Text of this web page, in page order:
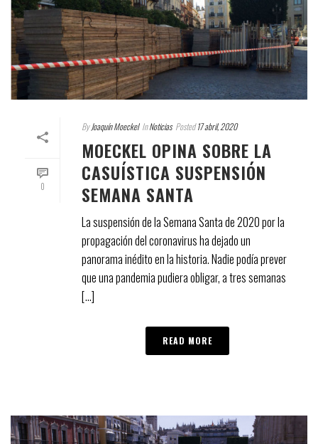
0
By Joaquín Moeckel InNoticias Posted 17 abril, 2020
MOECKEL OPINA SOBRE LA
CASUÍSTICA SUSPENSIÓN
SEMANA SANTA
La suspensión de la Semana Santa de 2020 por la
propagación del coronavirus ha dejado un
panorama inédito en la historia. Nadie podía prever
que una pandemia pudiera obligar, a tres semanas
[...]
READ MORE